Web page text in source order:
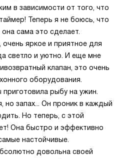
в зависимости от того, что
Теперь я не боюсь, что
сама это сделает.
яркое и приятное для
светло и уютно. И еще мне
клапан, это очень
оборудования.
рыбу на ужин.
но запах... Он проник в каждый
Но теперь, с этой
Она быстро и эффективно
настойчивые.
довольна своей